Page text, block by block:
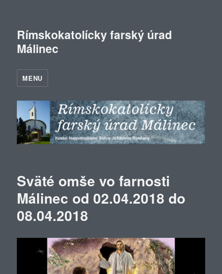
Rímskokatolícky farský úrad
Málinec
MENU
Sväté omše vo farnosti
Málinec od 02.04.2018 do
08.04.2018